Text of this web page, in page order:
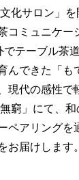
化サロン」を
コミュニケー
でテーブル茶
んできた「も
現代の感性で
窮」にて、
ペアリングを
お届けします。